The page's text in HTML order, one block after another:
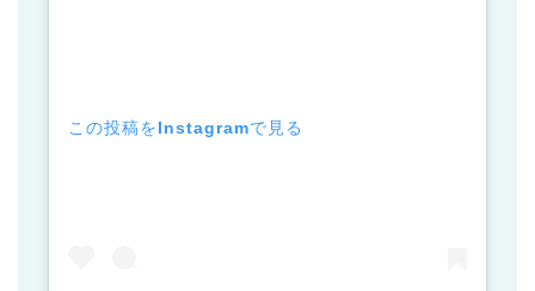
この投稿をInstagramで見る